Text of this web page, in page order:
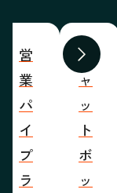
前へ 次へ
営
業
パ
イ
プ
ラ
チ
ャ
ッ
ト
ボ
ッ